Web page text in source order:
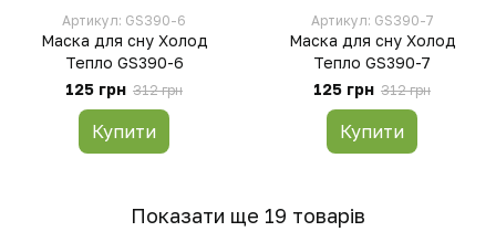
Артикул: GS390-6
Маска для сну Холод
Тепло GS390-6
125 грн 312 грн
Купити
Артикул: GS390-7
Маска для сну Холод
Тепло GS390-7
125 грн 312 грн
Купити
Показати ще 19 товарів